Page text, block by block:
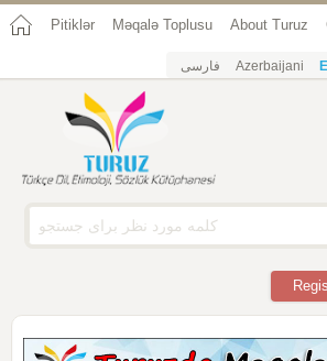
Pitiklər Məqalə Toplusu About Turuz
فارسی Azerbaijani